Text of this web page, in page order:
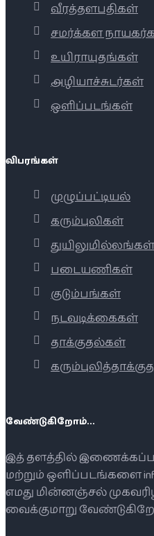
வீரத்தளபதிகள்
சமர்க்கள
உயிராயுதங்கள்
அழியாச்சுடர்கள்
ஒளிப்படங்கள்
விபரங்கள்
முழுப்பட்டியல்
கரும்புலிகள்
துயிலுமில்லங்கள்
படையணிகள்
குடும்பங்கள்
நடவடிக்கைகள்
தாக்குதல்கள்
வேண்டுகிறோம்...
இத் தளத்தில்
மற்றும் ஒளிப்படங்களை
எமது மின்னஞ்சல்
வைக்குமாறு